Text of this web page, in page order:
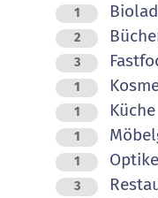
1
2
3
1
1 Küche
1
1
3